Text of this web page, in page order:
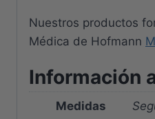
Nuestros productos
Médica de Hofmann
Información
Medidas